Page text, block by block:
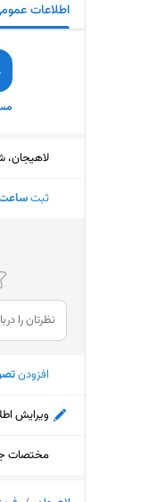
اطلاعات
لاهیجان،
ثبت
افزودن
ویرایش
مختصات